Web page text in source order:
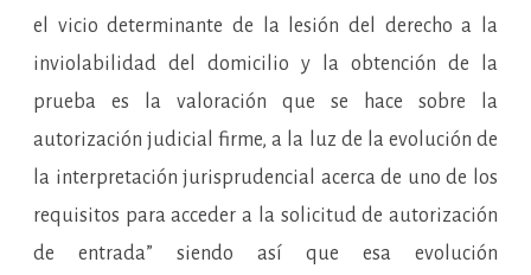
el vicio determinante de la lesión del derecho a la
inviolabilidad del domicilio y la obtención de la
prueba es la valoración que se hace sobre la
autorización judicial firme, a la luz de la evolución de
la interpretación jurisprudencial acerca de uno de los
requisitos para acceder a la solicitud de autorización
de entrada” siendo así que esa evolución